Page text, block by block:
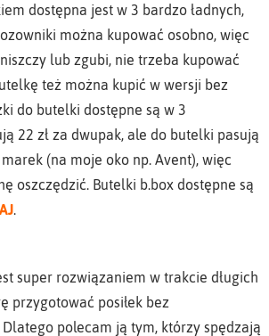
dostępna jest w 3 bardzo ładnych,
można kupować osobno, więc
lub zgubi, nie trzeba kupować
też można kupić w wersji bez
do butelki dostępne są w 3
22 zł za dwupak, ale do butelki pasują
(na moje oko np. Avent), więc
oszczędzić. Butelki b.box dostępne są
.
super rozwiązaniem w trakcie długich
przygotować posiłek bez
polecam ją tym, którzy spędzają